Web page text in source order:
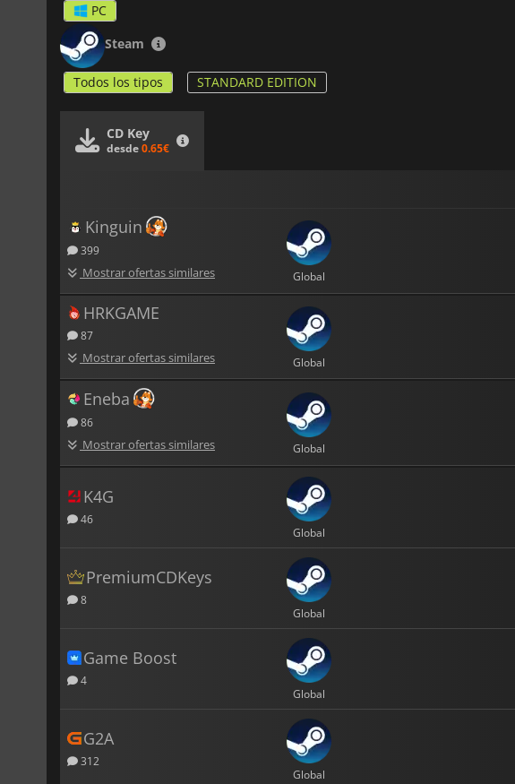
PC
Steam
Todos los tipos STANDARD EDITION
CD Key
desde0.65€
Kinguin
399
Mostrar ofertas similares Global
HRKGAME
87
Mostrar ofertas similares Global
Eneba
86
Mostrar ofertas similares Global
K4G
46
Global
PremiumCDKeys
8
Global
Game Boost
4
Global
G2A
312
Global